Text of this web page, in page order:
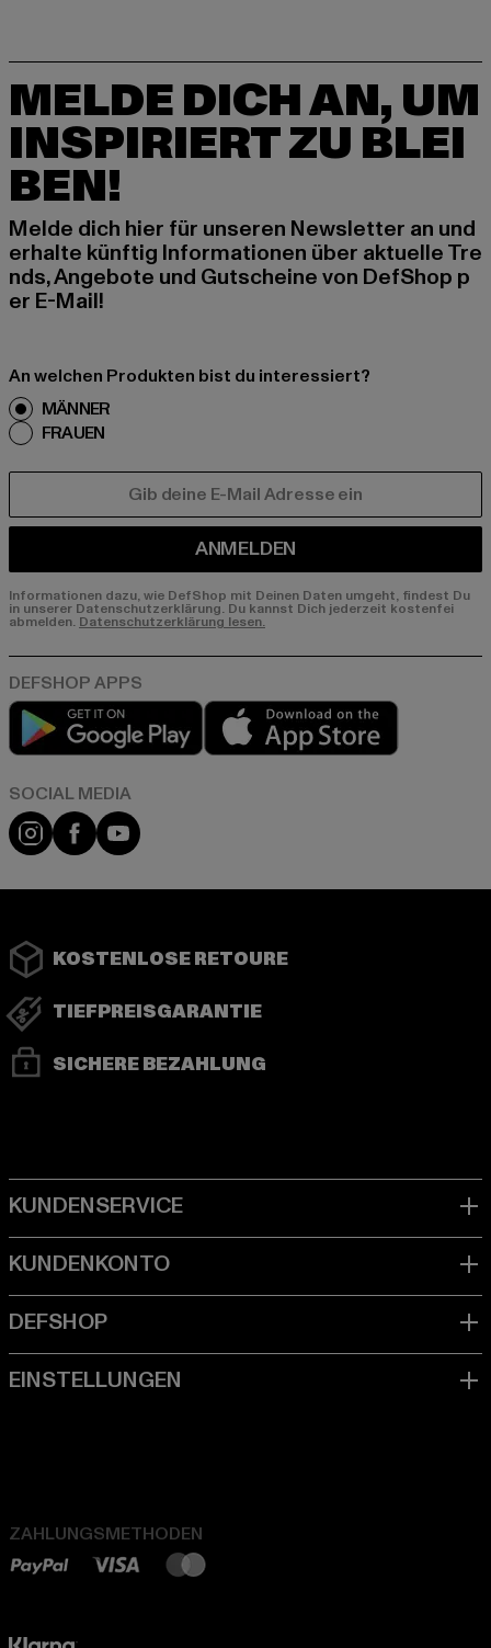
MELDE DICH AN, UM
INSPIRIERT ZU BLEI
BEN!
Melde dich hier für unseren Newsletter an und
erhalte künftig Informationen über aktuelle Tre
nds, Angebote und Gutscheine von DefShop p
er E-Mail!
An welchen Produkten bist du interessiert?
MÄNNER
FRAUEN
ANMELDEN
Informationen dazu, wie DefShop mit Deinen Daten umgeht, findest Du
in unserer Datenschutzerklärung. Du kannst Dich jederzeit kostenfei
abmelden. Datenschutzerklärung lesen.
Play market
Instagram
FacebookYouTube
KOSTENLOSE RETOURE
TIEFPREISGARANTIE
SICHERE BEZAHLUNG
ZAHLUNGSMETHODEN